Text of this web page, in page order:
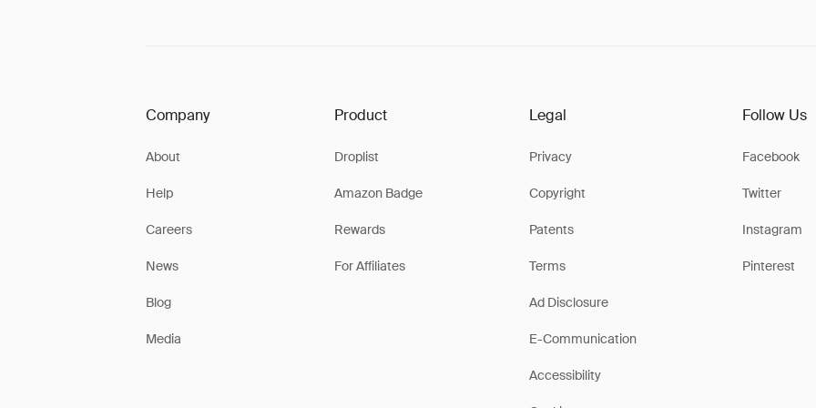
Company
About
Help
Careers
News
Blog
Media
Product
Droplist
Amazon Badge
Rewards
For Affiliates
Legal
Privacy
Copyright
Patents
Terms
Ad Disclosure
E-Communication
Accessibility
Follow Us
Facebook
Twitter
Instagram
Pinterest